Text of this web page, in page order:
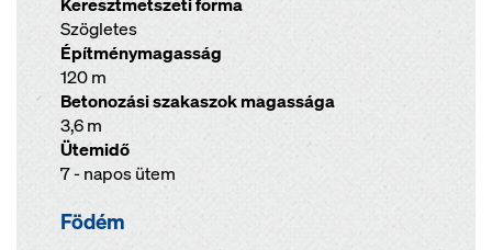
Keresztmetszeti forma
Szögletes
Építménymagasság
120 m
Betonozási szakaszok magassága
3,6 m
Ütemidő
7 - napos ütem
Födém